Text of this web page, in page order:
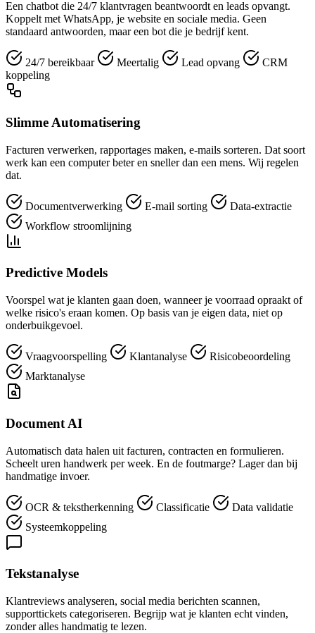
Een chatbot die 24/7 klantvragen beantwoordt en leads opvangt.
Koppelt met WhatsApp, je website en sociale media. Geen
standaard antwoorden, maar een bot die je bedrijf kent.
24/7 bereikbaar Meertalig Lead opvang
CRM
koppeling
Slimme Automatisering
Facturen verwerken, rapportages maken, e-mails sorteren. Dat soort
werk kan een computer beter en sneller dan een mens. Wij regelen
dat.
Documentverwerking E-mail sorting
Data-extractie
Workflow stroomlijning
Predictive Models
Voorspel wat je klanten gaan doen, wanneer je voorraad opraakt of
welke risico's eraan komen. Op basis van je eigen data, niet op
onderbuikgevoel.
Vraagvoorspelling Klantanalyse
Risicobeoordeling
Marktanalyse
Document AI
Automatisch data halen uit facturen, contracten en formulieren.
Scheelt uren handwerk per week. En de foutmarge? Lager dan bij
handmatige invoer.
OCR & tekstherkenning Classificatie
Data validatie
Systeemkoppeling
Tekstanalyse
Klantreviews analyseren, social media berichten scannen,
supporttickets categoriseren. Begrijp wat je klanten echt vinden,
zonder alles handmatig te lezen.